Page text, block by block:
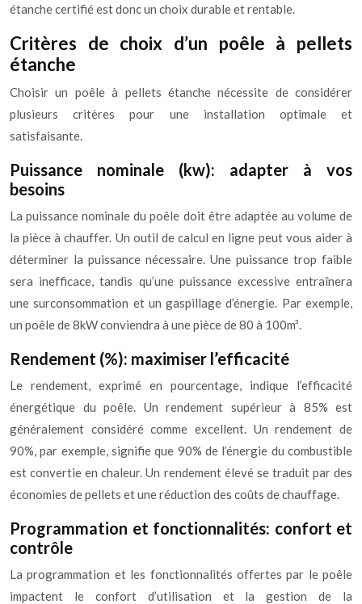
étanche certifié est donc un choix durable et rentable.
Critères de choix d’un poêle à pellets
étanche
Choisir un poêle à pellets étanche nécessite de considérer
plusieurs critères pour une installation optimale et
satisfaisante.
Puissance nominale (kw): adapter à vos
besoins
La puissance nominale du poêle doit être adaptée au volume de
la pièce à chauffer. Un outil de calcul en ligne peut vous aider à
déterminer la puissance nécessaire. Une puissance trop faible
sera inefficace, tandis qu’une puissance excessive entraînera
une surconsommation et un gaspillage d’énergie. Par exemple,
un poêle de 8kW conviendra à une pièce de 80 à 100m³.
Rendement (%): maximiser l’efficacité
Le rendement, exprimé en pourcentage, indique l’efficacité
énergétique du poêle. Un rendement supérieur à 85% est
généralement considéré comme excellent. Un rendement de
90%, par exemple, signifie que 90% de l’énergie du combustible
est convertie en chaleur. Un rendement élevé se traduit par des
économies de pellets et une réduction des coûts de chauffage.
Programmation et fonctionnalités: confort et
contrôle
La programmation et les fonctionnalités offertes par le poêle
impactent le confort d’utilisation et la gestion de la